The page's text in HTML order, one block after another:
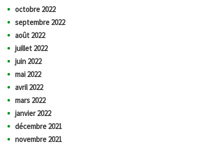
octobre 2022
septembre 2022
août 2022
juillet 2022
juin 2022
mai 2022
avril 2022
mars 2022
janvier 2022
décembre 2021
novembre 2021